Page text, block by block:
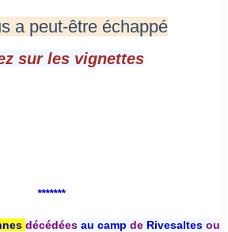
a peut-être échappé
sur les vignettes
*******
décédées au camp deRivesaltesou